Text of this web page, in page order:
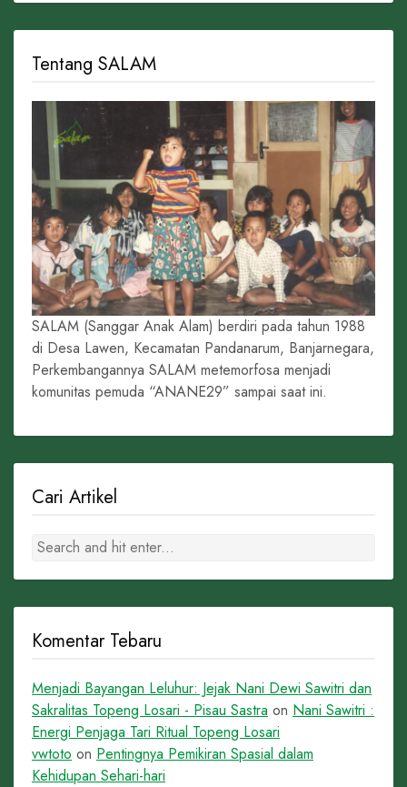
Tentang SALAM
SALAM (Sanggar Anak Alam) berdiri pada tahun 1988
di Desa Lawen, Kecamatan Pandanarum, Banjarnegara,
Perkembangannya SALAM metemorfosa menjadi
komunitas pemuda “ANANE29” sampai saat ini.
Cari Artikel
Komentar Tebaru
Menjadi Bayangan Leluhur: Jejak Nani Dewi Sawitri dan
Sakralitas Topeng Losari - Pisau Sastra on Nani Sawitri :
Energi Penjaga Tari Ritual Topeng Losari
vwtoto on Pentingnya Pemikiran Spasial dalam
Kehidupan Sehari-hari